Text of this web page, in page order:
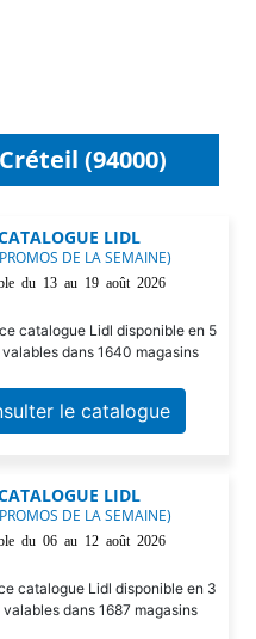
(94000)
LIDL
DE LA SEMAINE)
du 13 au 19 août 2026
catalogue Lidl disponible en 5
dans 1640 magasins
le catalogue
LIDL
DE LA SEMAINE)
du 06 au 12 août 2026
catalogue Lidl disponible en 3
dans 1687 magasins